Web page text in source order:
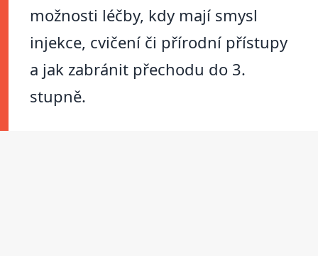
možnosti léčby, kdy mají smysl
injekce, cvičení či přírodní přístupy
a jak zabránit přechodu do 3.
stupně.